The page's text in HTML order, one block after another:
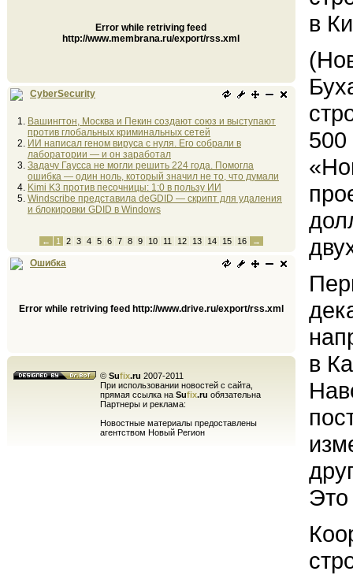
Error while retriving feed
http://www.membrana.ru/export/rss.xml
CyberSecurity
Вашингтон, Москва и Пекин создают союз и выступают
против глобальных криминальных сетей
ИИ написал геном вируса с нуля. Его собрали в
лаборатории — и он заработал
Задачу Гаусса не могли решить 224 года. Помогла
ошибка — один ноль, который значил не то, что думали
Kimi K3 против песочницы: 1:0 в пользу ИИ
Windscribe представила deGDID — скрипт для удаления
и блокировки GDID в Windows
← 1 2 3 4 5 6 7 8 9 10 11 12 13 14 15 16 →
Ошибка
Error while retriving feed http://www.drive.ru/export/rss.xml
© Sufix.ru 2007-2011
При использовании новостей с сайта,
прямая ссылка на Sufix.ru обязательна
Партнеры и реклама:
Новостные материалы предоставлены
агентством Новый Регион
500
в
Это